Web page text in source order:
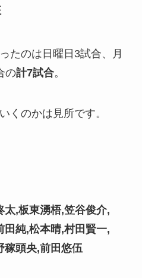
たのは日曜日3試合、月
の計7試合。
くのかは見所です。
太,板東湧梧,笠谷俊介,
田純,松本晴,村田賢一,
稼頭央,前田悠伍